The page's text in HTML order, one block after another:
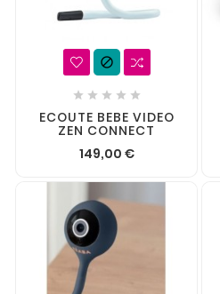

    
ECOUTE BEBE VIDEO
ZEN CONNECT
149,00 €